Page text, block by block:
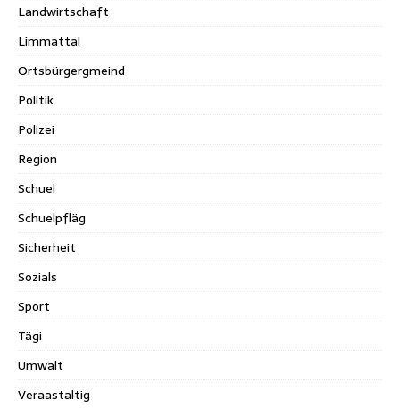
Landwirtschaft
Limmattal
Ortsbürgergmeind
Politik
Polizei
Region
Schuel
Schuelpfläg
Sicherheit
Sozials
Sport
Tägi
Umwält
Veraastaltig